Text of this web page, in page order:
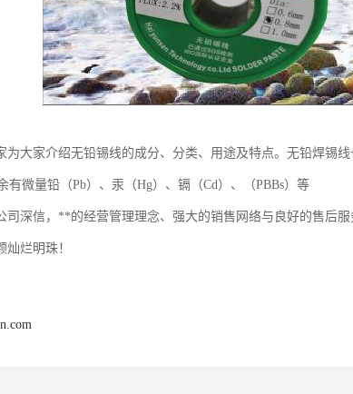
为大家介绍无铅锡线的成分、分类、用途及特点。无铅焊锡
有微量铅（Pb）、汞（Hg）、镉（Cd）、（PBBs）等
司深信，**的经营管理理念、强大的销售网络与良好的售后
灿烂明珠！